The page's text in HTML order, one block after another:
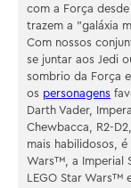
com a Força
trazem a "galáxia
Com nossos
se juntar aos Jedi
sombrio da Força
os personagens
Darth Vader,
Chewbacca, R2-
mais habilidosos,
Wars™, a Imperial
LEGO Star Wars™